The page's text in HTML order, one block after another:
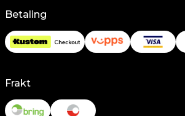
Betaling
Frakt